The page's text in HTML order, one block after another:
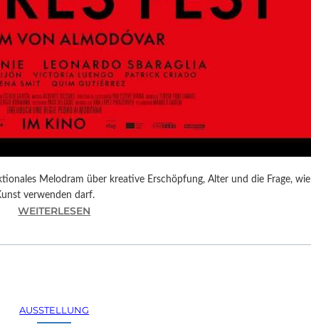
Melodram über kreative Erschöpfung, Alter und die Frage, wie
verwenden darf.
WEITERLESEN
B
AUSSTELLUNG